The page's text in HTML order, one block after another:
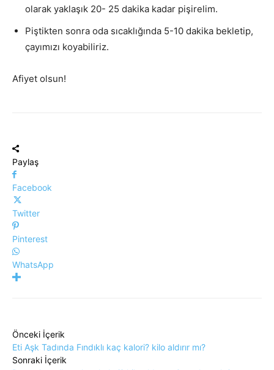
olarak yaklaşık 20- 25 dakika kadar pişirelim.
Piştikten sonra oda sıcaklığında 5-10 dakika bekletip,
çayımızı koyabiliriz.
Afiyet olsun!
Paylaş
Facebook
Twitter
Pinterest
WhatsApp
Önceki İçerik
Eti Aşk Tadında Fındıklı kaç kalori? kilo aldırır mı?
Sonraki İçerik